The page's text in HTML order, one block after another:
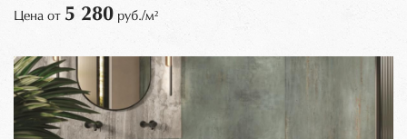
Цена от 5 280 руб./м²